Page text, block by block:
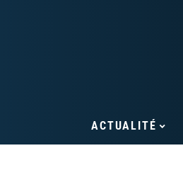
ACTUALITÉ